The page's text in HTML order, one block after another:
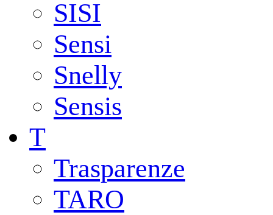
SISI
Sensi
Snelly
Sensis
T
Trasparenze
TARO